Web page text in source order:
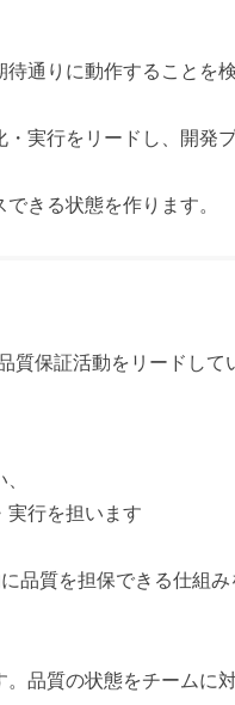
通りに動作することを
実行をリードし、開発
きる状態を作ります。
質保証活動をリードして
実行を担います
品質を担保できる仕組
品質の状態をチームに